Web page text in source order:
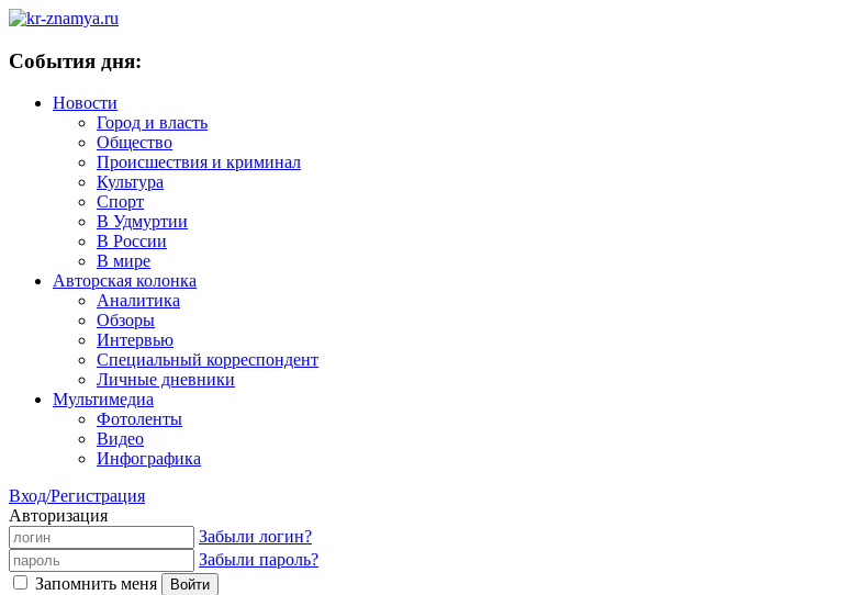
События дня:
Новости
Город и власть
Общество
Происшествия и криминал
Культура
Спорт
В Удмуртии
В России
В мире
Авторская колонка
Аналитика
Обзоры
Интервью
Специальный корреспондент
Личные дневники
Мультимедиа
Фотоленты
Видео
Инфографика
Вход/Регистрация
Авторизация
Забыли логин?
Забыли пароль?
Запомнить меня